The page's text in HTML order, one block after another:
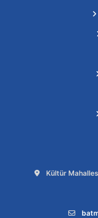
Adres:
Kültür
E-